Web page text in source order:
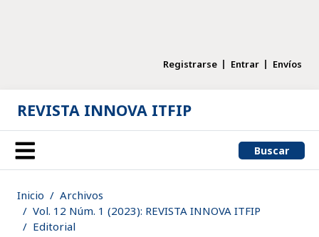
Registrarse Entrar Envíos
REVISTA INNOVA ITFIP
Buscar
Inicio
Archivos
Vol. 12 Núm. 1 (2023): REVISTA INNOVA ITFIP
Editorial